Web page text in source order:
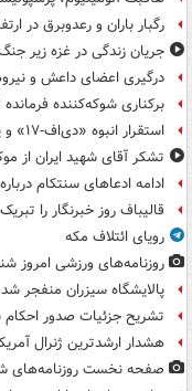
رگبار باران و رعدوبرق در
جریان زندگی در غزه زیر
درگیری اعضای داعش و
برکناری شوکه‌کننده
استقرار انبوه «دی‌اف‑۱۷» و پایان عصر پدافند آمریکا +عکس
تشکر آقای شهید ایران از
ادامه ادعاهای سنتکام
قالیباف روز خبرنگار را
رویای ائتلاف مکه
روزنامه‌های ورزشی امروز ‌شنبه ۱۷ مرداد
پالایشگاه سیزران منفجر شد
تشریح جزئیات صدور احکام
هشدار ارشدترین ژنرال
صفحه نخست روزنامه‌های شنبه ۱۷